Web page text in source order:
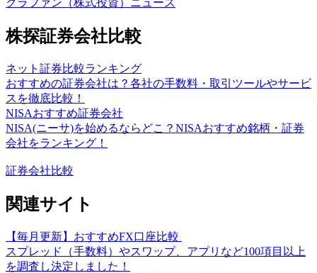
クラファン（株式投資）ニュース
株探証券会社比較
ネット証券比較ランキング
おすすめの証券会社は？各社の手数料・取引ツールやサービ
スを徹底比較！
NISAおすすめ証券会社
NISA(ニーサ)を始めるならどこ？NISAおすすめ銘柄・証券
会社をランキング！
証券会社比較
関連サイト
【毎月更新】おすすめFX口座比較
スプレッド（手数料）やスワップ、アプリなど100項目以上
を調査し決定しました！